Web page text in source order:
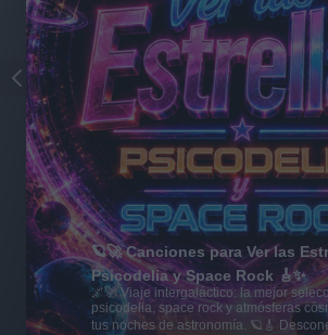
🪐🚀 Canciones para Ver las
Psicodelia y Space Rock 🎸✨
🌌🚀 Viaje intergaláctico: la mejor
psicodelia, space rock y atmósferas
tus noches de astronomía. 🪐🎸